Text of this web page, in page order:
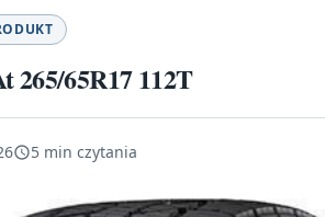
265/65R17 112T
5 min czytania